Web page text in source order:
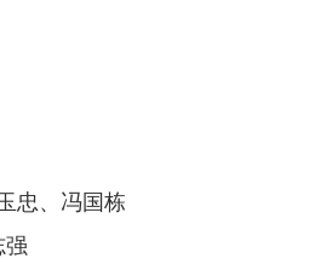
新
忠、冯国栋
强